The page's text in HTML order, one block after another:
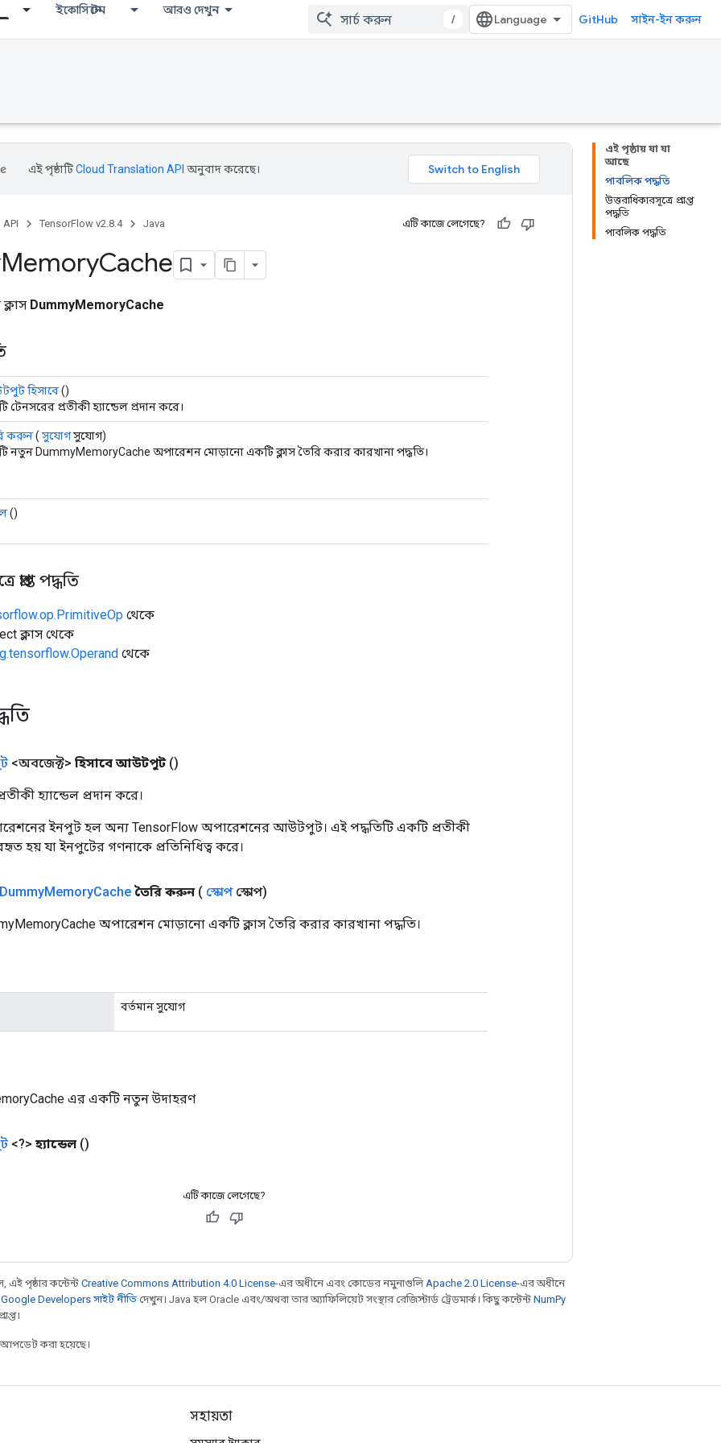
ইকোসিস্টেম আরও দেখুন
/ GitHub সাইন-ইন করুন
এই পৃষ্ঠায় যা যা
আছে
পাবলিক পদ্ধতি
উত্তরাধিকারসূত্রে প্রাপ্ত
পদ্ধতি
পাবলিক পদ্ধতি
এই পৃষ্ঠাটিCloud Translation API অনুবাদ করেছে।
API TensorFlow v2.8.4 Java এটি কাজে লেগেছে?
MemoryCache
DummyMemoryCache
হিসাবে()
টেনসরের প্রতীকী হ্যান্ডেল প্রদান করে।
করুন( সুযোগসুযোগ)
নতুন DummyMemoryCache অপারেশন মোড়ানো একটি ক্লাস তৈরি করার কারখানা পদ্ধতি।
()
প্রাপ্ত পদ্ধতি
থেকে
ক্লাস থেকে
থেকে
<অবজেক্ট> হিসাবে আউটপুট ()
হ্যান্ডেল প্রদান করে।
ইনপুট হল অন্য TensorFlow অপারেশনের আউটপুট। এই পদ্ধতিটি একটি প্রতীকী
হয় যা ইনপুটের গণনাকে প্রতিনিধিত্ব করে।
DummyMemoryCache তৈরি করুন ( স্কোপস্কোপ)
অপারেশন মোড়ানো একটি ক্লাস তৈরি করার কারখানা পদ্ধতি।
বর্তমান সুযোগ
এর একটি নতুন উদাহরণ
<?> হ্যান্ডেল ()
এটি কাজে লেগেছে?
এই পৃষ্ঠার কন্টেন্ট Creative Commons Attribution 4.0 License-এর অধীনে এবং কোডের নমুনাগুলি Apache 2.0 License-এর অধীনে
Google Developers সাইট নীতি দেখুন। Java হল Oracle এবং/অথবা তার অ্যাফিলিয়েট সংস্থার রেজিস্টার্ড ট্রেডমার্ক। কিছু কন্টেন্ট NumPy
আপডেট করা হয়েছে।
সহায়তা